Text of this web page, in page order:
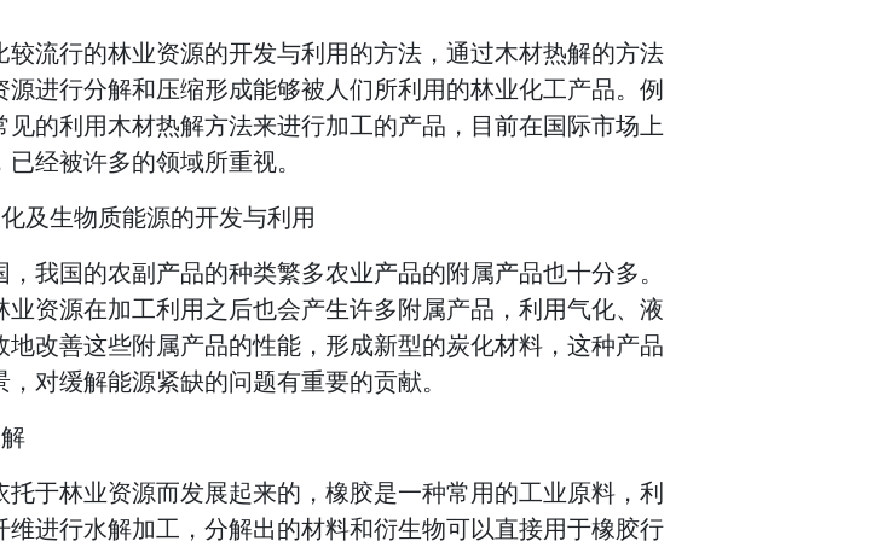
较流行的林业资源的开发与利用的方法，通过木材热解的方法
进行分解和压缩形成能够被人们所利用的林业化工产品。例
的利用木材热解方法来进行加工的产品，目前在国际市场上
经被许多的领域所重视。
及生物质能源的开发与利用
我国的农副产品的种类繁多农业产品的附属产品也十分多。
资源在加工利用之后也会产生许多附属产品，利用气化、液
改善这些附属产品的性能，形成新型的炭化材料，这种产品
对缓解能源紧缺的问题有重要的贡献。
于林业资源而发展起来的，橡胶是一种常用的工业原料，利
维进行水解加工，分解出的材料和衍生物可以直接用于橡胶行